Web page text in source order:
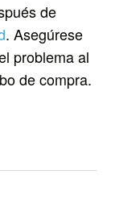
de
. Asegúrese
problema al
de compra.